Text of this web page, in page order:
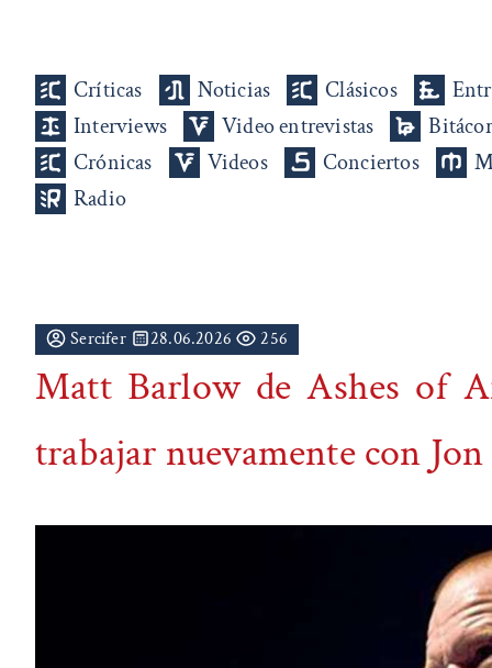
Críticas Noticias Clásicos
Interviews
Video entrevistas
Crónicas
Videos Conciertos
Radio
Sercifer 28.06.2026 256
Matt Barlow de Ashes of
trabajar nuevamente con